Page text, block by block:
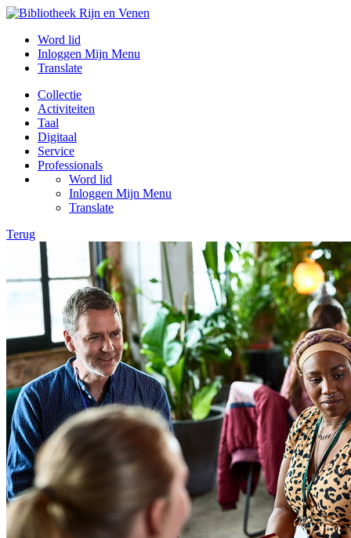
Word lid
Inloggen Mijn Menu
Translate
Collectie
Activiteiten
Taal
Digitaal
Service
Professionals
Word lid
Inloggen Mijn Menu
Translate
Terug